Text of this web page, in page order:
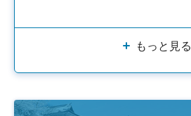
もっと見る